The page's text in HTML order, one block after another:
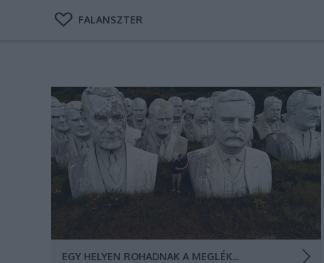
FALANSZTER
43 darab gigantikus méretű államfő mellszobra
meredezik Virginiában. Mindnek lyukas a feje.Pár
gigantikus méretű amerikai elnököt ábrázoló szobor
és az egyik látogató. (Fotó: ABC7)
EGY HELYEN ROHADNAK A MEGLÉKELT AMERIKAI ELNÖKÖK FEJEI